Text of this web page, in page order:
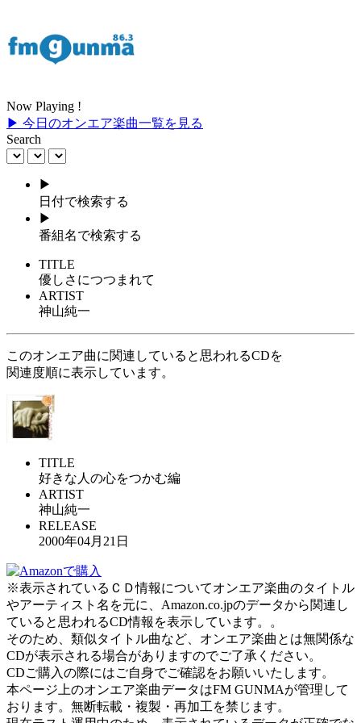
Now Playing !
▶ 今日のオンエア楽曲一覧を見る
Search
▶
日付で検索する
▶
番組名で検索する
TITLE
優しさにつつまれて
ARTIST
神山純一
このオンエア曲に関連していると思われるCDを
関連度順に表示しています。
TITLE
好きな人の心をつかむ編
ARTIST
神山純一
RELEASE
2000年04月21日
※表示されているＣＤ情報についてオンエア楽曲のタイトル
やアーティスト名を元に、Amazon.co.jpのデータから関連し
ていると思われるCD情報を表示しています。。
そのため、類似タイトル曲など、オンエア楽曲とは無関係な
CDが表示される場合がありますのでご了承ください。
CDご購入の際にはご自身でご確認をお願いいたします。
本ページ上のオンエア楽曲データはFM GUNMAが管理して
おります。無断転載・複製・再加工を禁じます。